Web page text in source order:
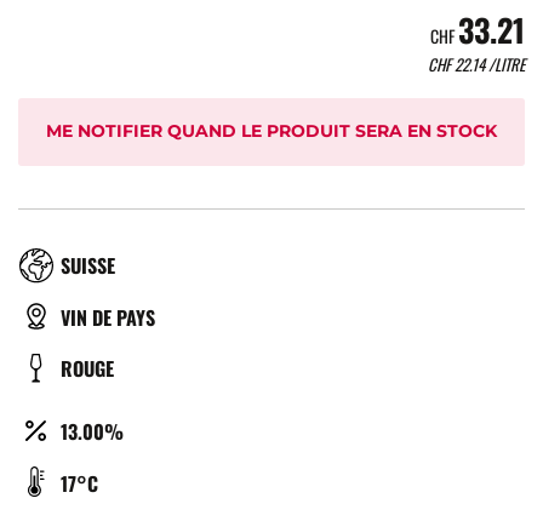
CHF33.21
CHF22.14/LITRE
ME NOTIFIER QUAND LE PRODUIT SERA EN STOCK
RÉGION
SUISSE
TYPE
BIÈRE
VIN DE PAYS
COULEUR
ROUGE
ALCOOL
13.00%
TEMPÉRATURE
17°C